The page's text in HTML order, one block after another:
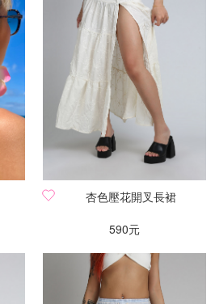
杏色壓花開叉長裙
590元